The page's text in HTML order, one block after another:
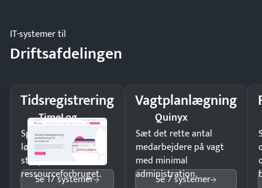
IT-systemer til
Driftsafdelingen
Tidsregistrering
TimeLog
Spar tid på
lønberegning og få
styr på
ressourceforbruget.
Se 17 systemer
Vagtplanlægning
Quinyx
Sæt det rette antal
medarbejdere på vagt
med minimal
administration.
Se 7 systemer